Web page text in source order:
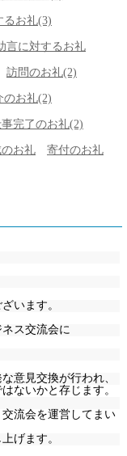
るお礼(3)
言に対するお礼
訪問のお礼(2)
のお礼(2)
完了のお礼(2)
お礼 寄付のお礼
います。
ス交流会に
意見交換が行われ、
ないかと存じます。
流会を運営してまい
げます。